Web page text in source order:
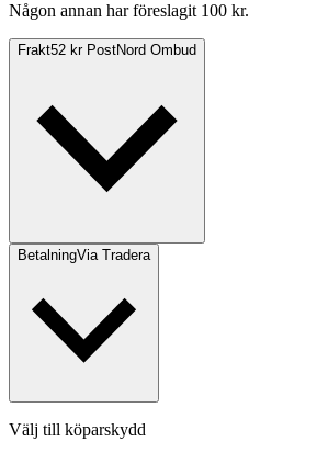
Någon annan har föreslagit 100 kr.
Frakt52 kr PostNord Ombud
BetalningVia Tradera
Välj till köparskydd